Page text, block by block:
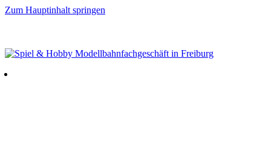
Zum Hauptinhalt springen